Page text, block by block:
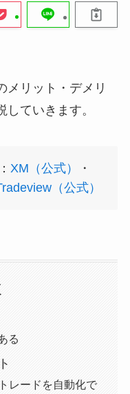
メリット・デメリ
ていきます。
XM（公式）
・
（公式）
る
レードを自動化で